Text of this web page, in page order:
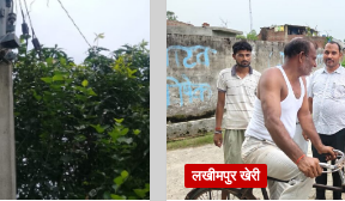
लखीमपुर खेरी